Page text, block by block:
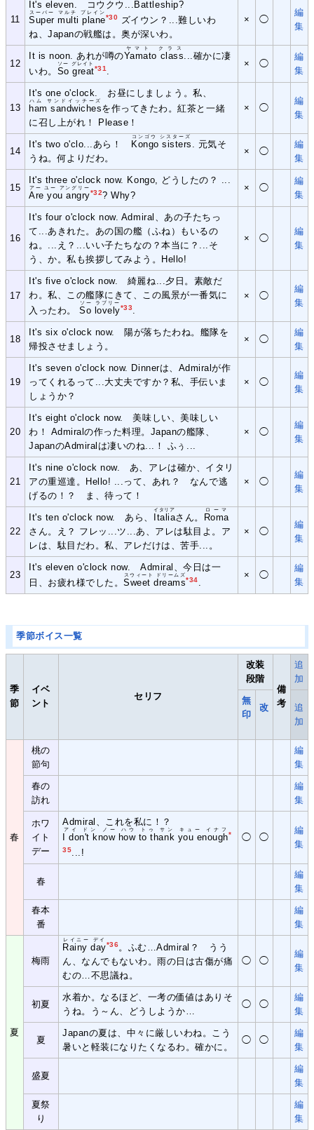
11
It's eleven. コウクウ...Battleship?
Super multi plane
スーパー マルチ プレイン
*30
ズイウン？...難しいわ
ね、Japanの戦艦は。奥が深いわ。
× ◯
編
集
12
It is noon. あれが噂のYamato class
ヤマト クラス
...確かに凄
いわ。 So great
ソー グレイト
*31 × ◯
編
集
13
It's one o'clock. お昼にしましょう。私、
ham sandwiches
ハム サンドイッチーズ
を作ってきたわ。紅茶と一緒
に召し上がれ！ Please！
× ◯
編
集
14
It's two o'clo...あら！ Kongo sisters
コンゴウ シスターズ
. 元気そ
うね。何よりだわ。
× ◯
編
集
15
It's three o'clock now. Kongo, どうしたの？ ...
Are you angry
アー ユー アングリー
*32? Why?
× ◯
編
集
16
It's four o'clock now. Admiral、あの子たちっ
て...あきれた。あの国の艦（ふね）もいるの
ね。...え？...いい子たちなの？本当に？...そ
う、か。私も挨拶してみよう。Hello!
× ◯
編
集
17
It's five o'clock now. 綺麗ね...夕日。素敵だ
わ。私、この艦隊にきて、この風景が一番気に
入ったわ。So lovely
ソー ラブリー
*33
× ◯
編
集
18
It's six o'clock now. 陽が落ちたわね。艦隊を
帰投させましょう。
× ◯
編
集
19
It's seven o'clock now. Dinnerは、Admiralが作
ってくれるって...大丈夫ですか？私、手伝いま
しょうか？
× ◯
編
集
20
It's eight o'clock now. 美味しい、美味しい
わ！ Admiralの作った料理。Japanの艦隊、
JapanのAdmiralは凄いのね...！ ふぅ...
× ◯
編
集
21
It's nine o'clock now. あ、アレは確か、イタリ
アの重巡達。Hello! ...って、あれ？ なんで逃
げるの！？ ま、待って！
× ◯
編
集
22
It's ten o'clock now. あら、 Italia
イタリア
さん。 Roma
ローマ
さん。え？ フレッ...ツ...あ、アレは駄目よ。ア
レは、駄目だわ。私、アレだけは、苦手...。
× ◯
編
集
23
It's eleven o'clock now. Admiral、今日は一
日、お疲れ様でした。Sweet dreams
スウィート ドリームズ
*34 × ◯
編
集
季節ボイス一覧
季
節
イベ
ント
セリフ
改装
段階
備
考
追
加
無
印
改
追
加
春
桃の
節句
編
集
春の
訪れ
編
集
ホワ
イト
デー
Admiral、これを私に！？
I don't know how to thank you enough
アイ ドン ノー ハウ トゥ サン キュー イナフ
*
35
...!
◯ ◯
編
集
春
編
集
春本
番
編
集
夏
梅雨
Rainy day
レイニー デイ
*36。ふむ…Admiral？ うう
ん、なんでもないわ。雨の日は古傷が痛
むの…不思議ね。
◯ ◯
編
集
初夏
水着か。なるほど、一考の価値はありそ
うね。う～ん、どうしようか…
◯ ◯
編
集
夏
Japanの夏は、中々に厳しいわね。こう
暑いと軽装になりたくなるわ。確かに。
◯ ◯
編
集
盛夏
編
集
夏祭
り
編
集